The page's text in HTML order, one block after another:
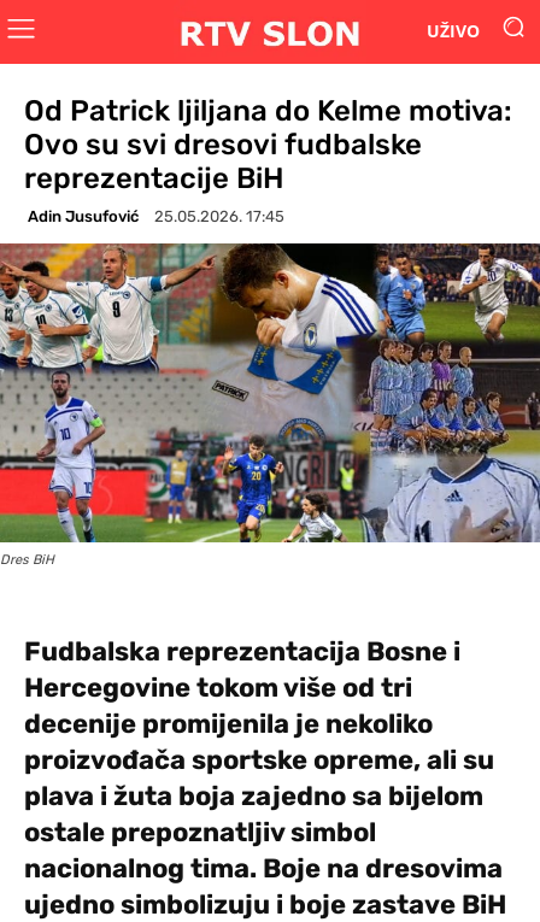
UŽIVO
Od Patrick ljiljana do Kelme motiva:
Ovo su svi dresovi fudbalske
reprezentacije BiH
Adin Jusufović 25.05.2026. 17:45
Dres BiH
Fudbalska reprezentacija Bosne i
Hercegovine tokom više od tri
decenije promijenila je nekoliko
proizvođača sportske opreme, ali su
plava i žuta boja zajedno sa bijelom
ostale prepoznatljiv simbol
nacionalnog tima. Boje na dresovima
ujedno simbolizuju i boje zastave BiH